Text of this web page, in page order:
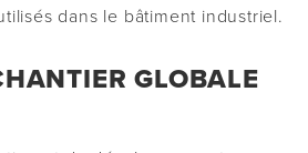
dans le bâtiment industriel.
GLOBALE